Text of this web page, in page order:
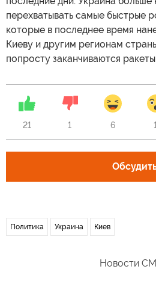
перехватывать самые быстрые
которые в последнее время
Киеву и другим регионам
попросту заканчиваются
21 1 6 1
Политика Украина Киев
Новости